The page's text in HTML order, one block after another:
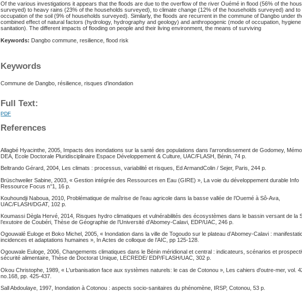
Of the various investigations it appears that the floods are due to the overflow of the river Ouémé in flood (56% of the
surveyed) to heavy rains (23% of the households surveyed), to climate change (12% of the households surveyed) and to
occupation of the soil (9% of households surveyed). Similarly, the floods are recurrent in the commune of Dangbo under
combined effect of natural factors (hydrology, hydrography and geology) and anthropogenic (mode of occupation, hygiene
sanitation). The different impacts of flooding on people and their living environment, the means of surviving
Keywords: Dangbo commune, resilience, flood risk
Keywords
Commune de Dangbo, résilience, risques d’inondation
Full Text:
PDF
References
Allagbé Hyacinthe, 2005, Impacts des inondations sur la santé des populations dans l’arrondissement de Godomey,
DEA, Ecole Doctorale Pluridisciplinaire Espace Développement & Culture, UAC/FLASH, Bénin, 74 p.
Beltrando Gérard, 2004, Les climats : processus, variabilité et risques, Ed ArmandColin / Sejer, Paris, 244 p.
Brüschweiler Sabine, 2003, « Gestion intégrée des Ressources en Eau (GIRE) », La voie du développement durable Info
Ressource Focus n°1, 16 p.
Kouhoundji Naboua, 2010, Problématique de maîtrise de l’eau agricole dans la basse vallée de l’Ouemé à Sô-Ava,
UAC/FLASH/DGAT, 102 p.
Koumassi Dègla Hervé, 2014, Risques hydro climatiques et vulnérabilités des écosystèmes dans le bassin versant de la
l’exutoire de Coubéri, Thèse de Géographie de l’Université d’Abomey-Calavi, EDP/UAC, 246 p.
Ogouwalé Euloge et Boko Michel, 2005, « Inondation dans la ville de Togoudo sur le plateau d’Abomey-Calavi :
incidences et adaptations humaines », In Actes de colloque de l’AIC, pp 125-128.
Ogouwale Euloge, 2006, Changements climatiques dans le Bénin méridional et central : indicateurs, scénarios et
sécurité alimentaire, Thèse de Doctorat Unique, LECREDE/ EDP/FLASH/UAC, 302 p.
Okou Christophe, 1989, « L'urbanisation face aux systèmes naturels: le cas de Cotonou », Les cahiers d'outre-mer, vol.
no.168, pp. 425-437.
Sall Abdoulaye, 1997, Inondation à Cotonou : aspects socio-sanitaires du phénomène, IRSP, Cotonou, 53 p.